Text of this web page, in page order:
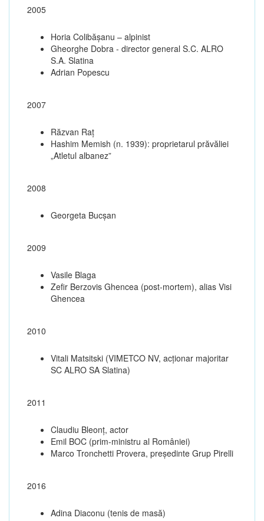
2005
Horia Colibășanu – alpinist
Gheorghe Dobra - director general S.C. ALRO
S.A. Slatina
Adrian Popescu
2007
Răzvan Raț
Hashim Memish (n. 1939): proprietarul prăvăliei
„Atletul albanez”
2008
Georgeta Bucșan
2009
Vasile Blaga
Zefir Berzovis Ghencea (post-mortem), alias Visi
Ghencea
2010
Vitali Matsitski (VIMETCO NV, acționar majoritar
SC ALRO SA Slatina)
2011
Claudiu Bleonț, actor
Emil BOC (prim-ministru al României)
Marco Tronchetti Provera, președinte Grup Pirelli
2016
Adina Diaconu (tenis de masă)